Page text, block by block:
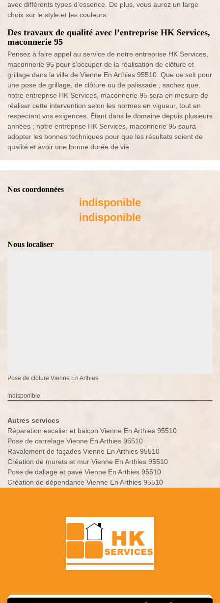
avec différents types d’essence. De plus, vous aurez un large
choix sur le style et les couleurs.
Des travaux de qualité avec l’entreprise HK Services,
maconnerie 95
Pensez à faire appel au service de notre entreprise HK Services,
maconnerie 95 pour s’occuper de la réalisation de clôture et
grillage dans la ville de Vienne En Arthies 95510. Que ce soit pour
une pose de grillage, de clôture ou de palissade ; sachez que,
notre entreprise HK Services, maconnerie 95 sera en mesure de
réaliser cette intervention selon les normes en vigueur, tout en
respectant vos exigences. Étant dans le domaine depuis plusieurs
années ; notre entreprise HK Services, maconnerie 95 saura
adopter les bonnes techniques pour que les résultats soient de
qualité et avoir une bonne durée de vie.
Nos coordonnées
indisponible
indisponible
Nous localiser
Pose de cloture Vienne En Arthies
indisponible
Autres services
Réparation escalier et balcon Vienne En Arthies 95510
Pose de carrelage Vienne En Arthies 95510
Ravalement de façades Vienne En Arthies 95510
Création de murets et mur Vienne En Arthies 95510
Pose de dallage et pavé Vienne En Arthies 95510
Création de dépendance Vienne En Arthies 95510